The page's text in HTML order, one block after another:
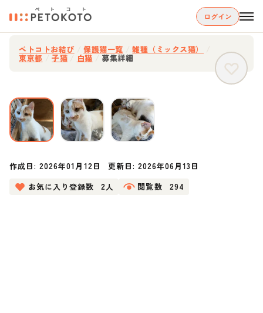
ログイン
ペトコトお結び 保護猫一覧 雑種（ミックス猫）
東京都 子猫 白猫 募集詳細
作成日:2026年01月12日 更新日: 2026年06月13日
お気に入り登録数
2人 閲覧数 294